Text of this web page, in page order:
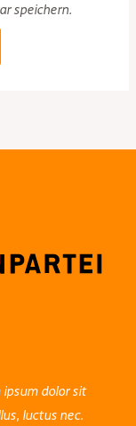
speichern.
ipsum dolor sit
luctus nec.